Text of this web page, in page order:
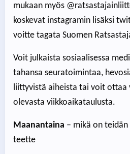
mukaan myös
koskevat instagramin lisäksi
voitte tagata Suomen
Voit julkaista sosiaalisessa
tahansa seuratoimintaa,
liittyvistä aiheista tai voit ottaa
olevasta viikkoaikataulusta.
Maanantaina – mikä on
teette